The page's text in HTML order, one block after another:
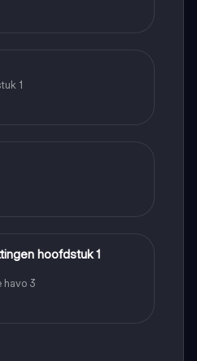
1
hoofdstuk 1
havo 3